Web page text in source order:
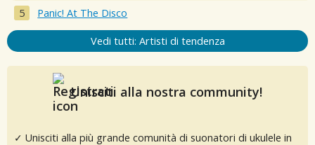
Panic! At The Disco
Vedi tutti: Artisti di tendenza
Unisciti alla nostra community!
✓ Unisciti alla più grande comunità di suonatori di ukulele in